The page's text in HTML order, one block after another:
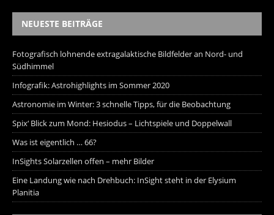
NEUESTE BEITRÄGE
Fotografisch lohnende extragalaktische Bildfelder an Nord- und
Südhimmel
Infografik: Astrohighlights im Sommer 2020
Astronomie im Winter: 3 schnelle Tipps, für die Beobachtung
Spix‘ Blick zum Mond: Hesiodus – Lichtspiele und Doppelwall
Was ist eigentlich … 66?
InSights Solarzellen offen – mehr Bilder
Eine Landung wie nach Drehbuch: InSight steht in der Elysium
Planitia